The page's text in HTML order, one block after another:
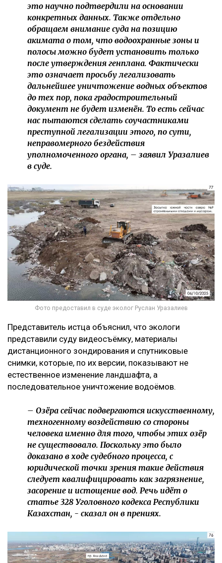
это научно подтвердили на основании
конкретных данных. Также отдельно
обращаем внимание суда на позицию
акимата о том, что водоохранные зоны и
полосы можно будет установить только
после утверждения генплана. Фактически
это означает просьбу легализовать
дальнейшее уничтожение водных объектов
до тех пор, пока градостроительный
документ не будет изменён. То есть сейчас
нас пытаются сделать соучастниками
преступной легализации этого, по сути,
неправомерного бездействия
уполномоченного органа, – заявил Уразалиев
в суде.
Фото предоставил в суде эколог Руслан Уразалиев
Представитель истца объяснил, что экологи
представили суду видеосъёмку, материалы
дистанционного зондирования и спутниковые
снимки, которые, по их версии, показывают не
естественное изменение ландшафта, а
последовательное уничтожение водоёмов.
– Озёра сейчас подвергаются искусственному,
техногенному воздействию со стороны
человека именно для того, чтобы этих озёр
не существовало. Поскольку это было
доказано в ходе судебного процесса, с
юридической точки зрения такие действия
следует квалифицировать как загрязнение,
засорение и истощение вод. Речь идёт о
статье 328 Уголовного кодекса Республики
Казахстан, - сказал он в прениях.